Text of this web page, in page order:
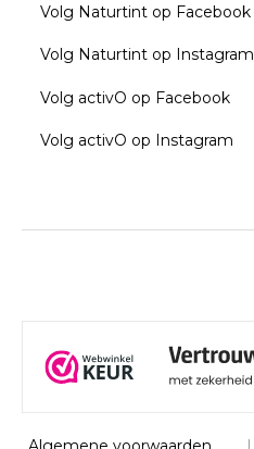
Volg Naturtint op Facebook
Volg Naturtint op Instagram
Volg activO op Facebook
Volg activO op Instagram